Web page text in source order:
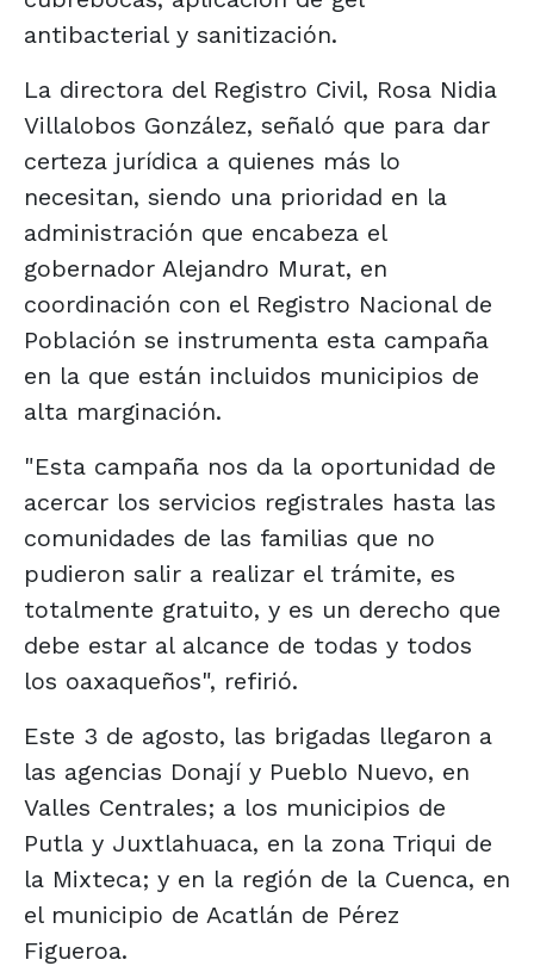
antibacterial y sanitización.
La directora del Registro Civil, Rosa Nidia
Villalobos González, señaló que para dar
certeza jurídica a quienes más lo
necesitan, siendo una prioridad en la
administración que encabeza el
gobernador Alejandro Murat, en
coordinación con el Registro Nacional de
Población se instrumenta esta campaña
en la que están incluidos municipios de
alta marginación.
"Esta campaña nos da la oportunidad de
acercar los servicios registrales hasta las
comunidades de las familias que no
pudieron salir a realizar el trámite, es
totalmente gratuito, y es un derecho que
debe estar al alcance de todas y todos
los oaxaqueños", refirió.
Este 3 de agosto, las brigadas llegaron a
las agencias Donají y Pueblo Nuevo, en
Valles Centrales; a los municipios de
Putla y Juxtlahuaca, en la zona Triqui de
la Mixteca; y en la región de la Cuenca, en
el municipio de Acatlán de Pérez
Figueroa.